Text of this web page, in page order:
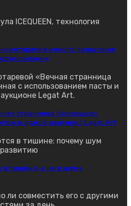
криотерапия нового поколения
странница Ксенюшка»:
в одной картине | Legat Art
тишине, а не в шуме